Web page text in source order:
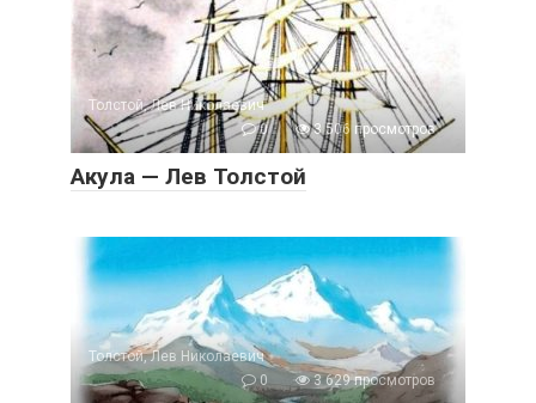
Толстой, Лев Николаевич
0
3 506 просмотров
Акула — Лев Толстой
Толстой, Лев Николаевич
0
3 629 просмотров